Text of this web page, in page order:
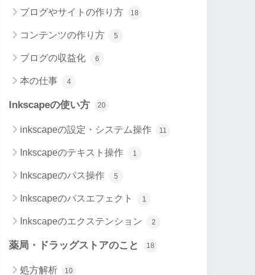
ブログやサイトの作り方 18
コンテンツの作り方 5
ブログの収益化 6
本の仕事 4
Inkscapeの使い方 20
inkscapeの設定・システム操作 11
Inkscapeのテキスト操作 1
Inkscapeのパス操作 5
Inkscapeのパスエフェクト 1
Inkscapeのエクステンション 2
薬局・ドラッグストアのこと 18
処方解析 10